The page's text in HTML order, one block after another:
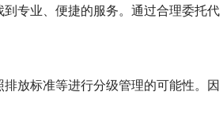
专业、便捷的服务。通过合理委托代
放标准等进行分级管理的可能性。因